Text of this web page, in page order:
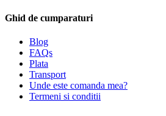
Ghid de cumparaturi
Blog
FAQs
Plata
Transport
Unde este comanda mea?
Termeni si conditii